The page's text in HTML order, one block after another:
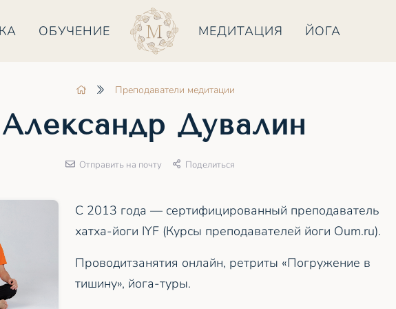
ОБУЧЕНИЕ МЕДИТАЦИЯ ЙОГА
Преподаватели медитации
Александр Дувалин
Отправить на почту Поделиться
С 2013 года — сертифицированный преподаватель
хатха-йоги IYF (Курсы преподавателей йоги Oum.ru).
Проводитзанятия онлайн, ретриты «Погружение в
тишину», йога-туры.